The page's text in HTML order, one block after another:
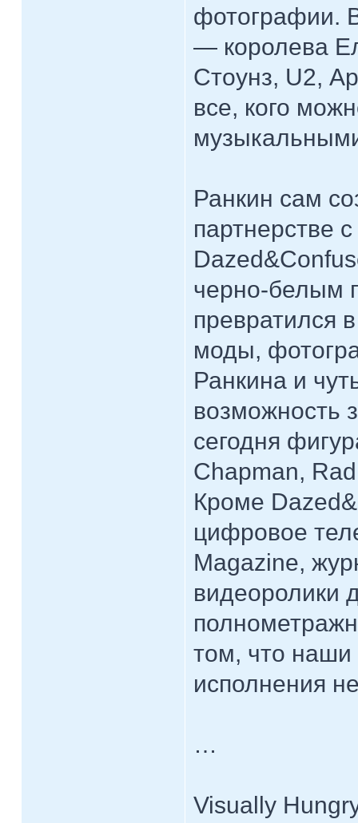
фотографии.
— королева
Стоунз, U2,
все, кого
Ранкин сам
партнерстве
черно-белым
превратился
моды,
Ранкина и
возможность
сегодня
Chapman,
Кроме
цифровое
Magazine,
видеоролики
том, что наши
исполнения
…
Visually